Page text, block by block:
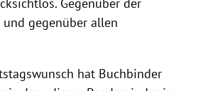
gegenüber allen
hat Buchbinder